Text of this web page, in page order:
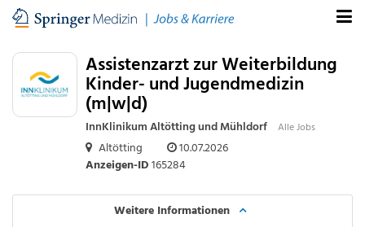
Assistenzarzt zur Weiterbildung
Kinder- und Jugendmedizin
(m|w|d)
InnKlinikum Altötting und Mühldorf Alle Jobs
Altötting
10.07.2026
Anzeigen-ID165284
Weitere Informationen